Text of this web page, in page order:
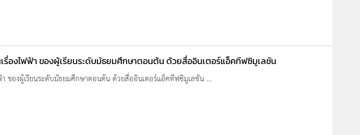
รื่องไฟฟ้า ของผู้เรียนระดับมัธยมศึกษาตอนต้น ด้วยสื่ออินเตอร์แอ็คทีฟซิมูเลชัน
า ของผู้เรียนระดับมัธยมศึกษาตอนต้น ด้วยสื่ออินเตอร์แอ็คทีฟซิมูเลชัน ...